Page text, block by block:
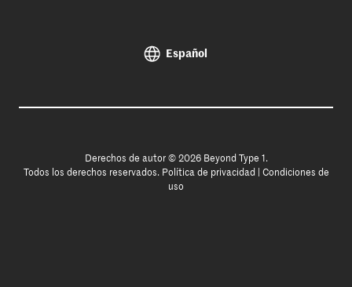
Español
Derechos de autor © 2026 Beyond Type 1.
Todos los derechos reservados. Política de privacidad
Condiciones de
uso